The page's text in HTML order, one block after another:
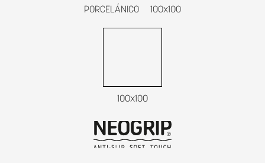
PORCELÁNICO 100x100
100x100